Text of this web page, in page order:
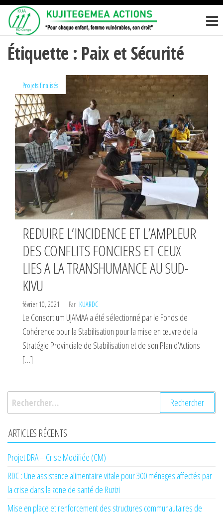
Passer
contenu
ACTIONS
enfant,
femme
vulnérables,
Étiquette : Paix et Sécurité
Projets finalisés
REDUIRE L’INCIDENCE ET L’AMPLEUR
DES CONFLITS FONCIERS ET CEUX
LIES A LA TRANSHUMANCE AU SUD-
KIVU
février 10, 2021 Par KUARDC
Le Consortium UJAMAA a été sélectionné par le Fonds de
Cohérence pour la Stabilisation pour la mise en œuvre de la
Stratégie Provinciale de Stabilisation et de son Plan d’Actions
[…]
Rechercher :
ARTICLES RÉCENTS
Projet DRA – Crise Modifiée (CM)
RDC : Une assistance alimentaire vitale pour 300 ménages affectés par
la crise dans la zone de santé de Ruzizi
Mise en place et renforcement des structures communautaires de